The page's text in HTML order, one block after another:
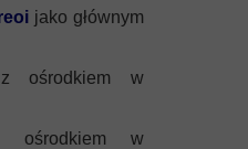
jako głównym
z ośrodkiem w
ośrodkiem w